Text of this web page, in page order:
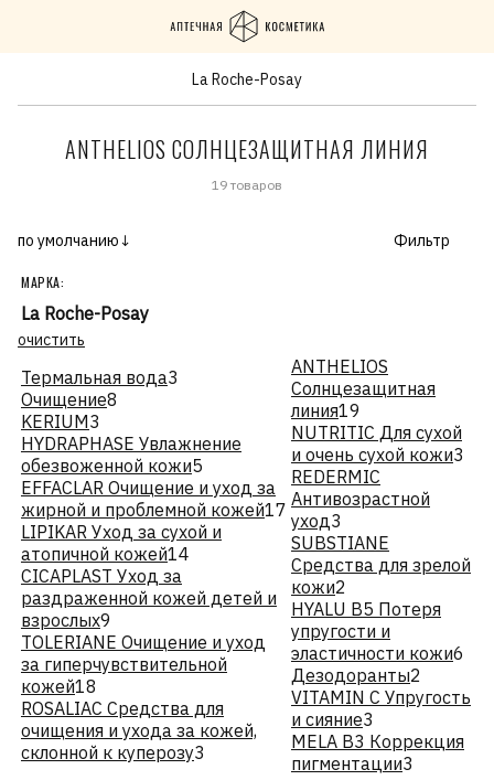
La Roche-Posay
ANTHELIOS СОЛНЦЕЗАЩИТНАЯ ЛИНИЯ
19 товаров
по умолчанию↓ Фильтр
МАРКА:
La Roche-Posay
очистить
Термальная вода3
Очищение8
KERIUM3
HYDRAPHASE Увлажнение
обезвоженной кожи5
EFFACLAR Очищение и уход за
жирной и проблемной кожей17
LIPIKAR Уход за сухой и
атопичной кожей14
CICAPLAST Уход за
раздраженной кожей детей и
взрослых9
TOLERIANE Очищение и уход
за гиперчувствительной
кожей18
ROSALIAC Средства для
очищения и ухода за кожей,
склонной к куперозу3
ANTHELIOS
Солнцезащитная
линия19
NUTRITIC Для сухой
и очень сухой кожи3
REDERMIC
Антивозрастной
уход3
SUBSTIANE
Средства для зрелой
кожи2
HYALU В5 Потеря
упругости и
эластичности кожи6
Дезодоранты2
VITAMIN C Упругость
и сияние3
MELA B3 Коррекция
пигментации3